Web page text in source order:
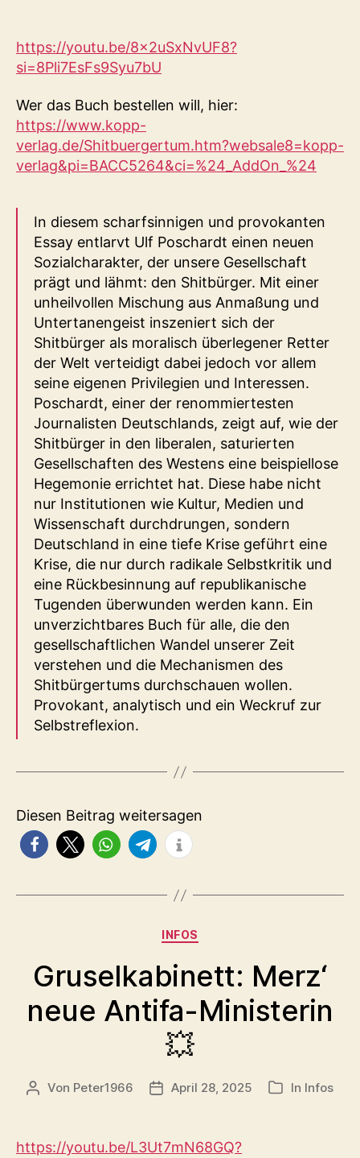
https://youtu.be/8x2uSxNvUF8?
si=8Pli7EsFs9Syu7bU
Wer das Buch bestellen will, hier:
https://www.kopp-
verlag.de/Shitbuergertum.htm?websale8=kopp-
verlag&pi=BACC5264&ci=%24_AddOn_%24
In diesem scharfsinnigen und provokanten
Essay entlarvt Ulf Poschardt einen neuen
Sozialcharakter, der unsere Gesellschaft
prägt und lähmt: den Shitbürger. Mit einer
unheilvollen Mischung aus Anmaßung und
Untertanengeist inszeniert sich der
Shitbürger als moralisch überlegener Retter
der Welt verteidigt dabei jedoch vor allem
seine eigenen Privilegien und Interessen.
Poschardt, einer der renommiertesten
Journalisten Deutschlands, zeigt auf, wie der
Shitbürger in den liberalen, saturierten
Gesellschaften des Westens eine beispiellose
Hegemonie errichtet hat. Diese habe nicht
nur Institutionen wie Kultur, Medien und
Wissenschaft durchdrungen, sondern
Deutschland in eine tiefe Krise geführt eine
Krise, die nur durch radikale Selbstkritik und
eine Rückbesinnung auf republikanische
Tugenden überwunden werden kann. Ein
unverzichtbares Buch für alle, die den
gesellschaftlichen Wandel unserer Zeit
verstehen und die Mechanismen des
Shitbürgertums durchschauen wollen.
Provokant, analytisch und ein Weckruf zur
Selbstreflexion.
Diesen Beitrag weitersagen
Kategorien
INFOS
Gruselkabinett: Merz‘
neue Antifa-Ministerin
💥
Beitragsautor
Von Peter1966 Veröffentlichungsdatum
April 28, 2025 Kategorien
In Infos
https://youtu.be/L3Ut7mN68GQ?